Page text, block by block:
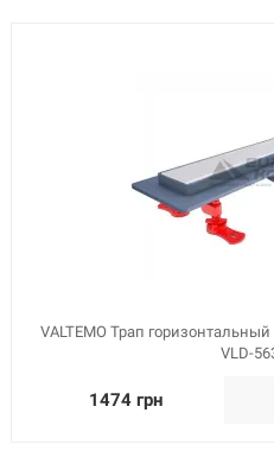
VALTEMO Трап
VLD-
1474 грн